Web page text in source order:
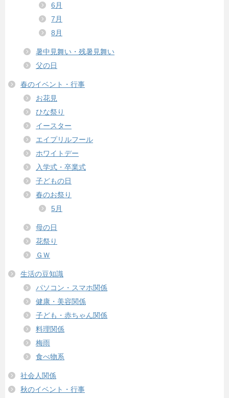
6月
7月
8月
暑中見舞い・残暑見舞い
父の日
春のイベント・行事
お花見
ひな祭り
イースター
エイプリルフール
ホワイトデー
入学式・卒業式
子どもの日
春のお祭り
5月
母の日
花祭り
ＧＷ
生活の豆知識
パソコン・スマホ関係
健康・美容関係
子ども・赤ちゃん関係
料理関係
梅雨
食べ物系
社会人関係
秋のイベント・行事